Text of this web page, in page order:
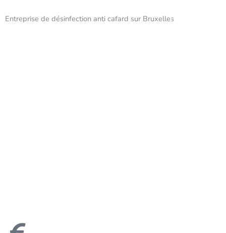
au
contenu
Entreprise de désinfection anti cafard sur Bruxelles